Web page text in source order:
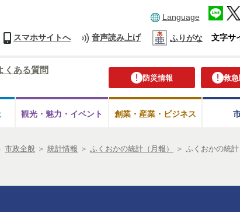
Language
スマホサイトへ 音声読み上げ ふりがな 文字サ
防災情報 救
くある質問
観光・魅力・ イベント 創業・産業・ビジネス
市政全般 ＞ 統計情報 ＞ ふくおかの統計（月報） ＞ ふくおかの統